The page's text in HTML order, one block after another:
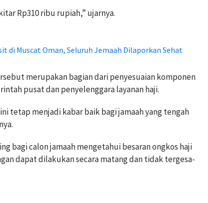
Rp310 ribu rupiah,” ujarnya.
di Muscat Oman, Seluruh Jemaah Dilaporkan Sehat
merupakan bagian dari penyesuaian komponen
pusat dan penyelenggara layanan haji.
tetap menjadi kabar baik bagi jamaah yang tengah
bagi calon jamaah mengetahui besaran ongkos haji
dapat dilakukan secara matang dan tidak tergesa-